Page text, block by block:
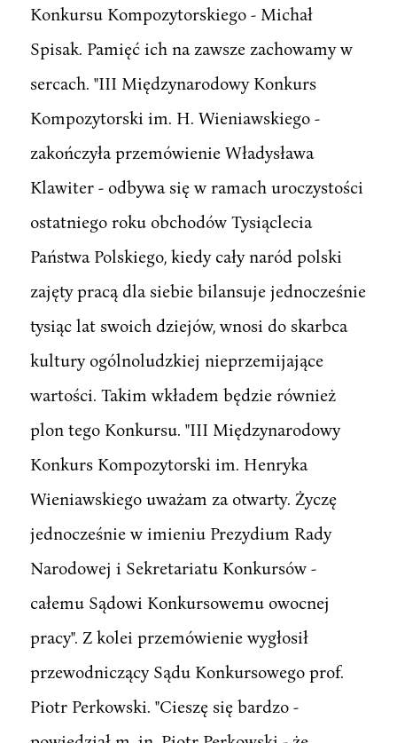
Konkursu Kompozytorskiego - Michał
Spisak. Pamięć ich na zawsze zachowamy w
sercach. "III Międzynarodowy Konkurs
Kompozytorski im. H. Wieniawskiego -
zakończyła przemówienie Władysława
Klawiter - odbywa się w ramach uroczystości
ostatniego roku obchodów Tysiąclecia
Państwa Polskiego, kiedy cały naród polski
zajęty pracą dla siebie bilansuje jednocześnie
tysiąc lat swoich dziejów, wnosi do skarbca
kultury ogólnoludzkiej nieprzemijające
wartości. Takim wkładem będzie również
plon tego Konkursu. "III Międzynarodowy
Konkurs Kompozytorski im. Henryka
Wieniawskiego uważam za otwarty. Życzę
jednocześnie w imieniu Prezydium Rady
Narodowej i Sekretariatu Konkursów -
całemu Sądowi Konkursowemu owocnej
pracy". Z kolei przemówienie wygłosił
przewodniczący Sądu Konkursowego prof.
Piotr Perkowski. "Cieszę się bardzo -